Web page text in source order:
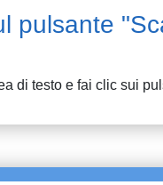
pulsante
di testo e fai clic sui